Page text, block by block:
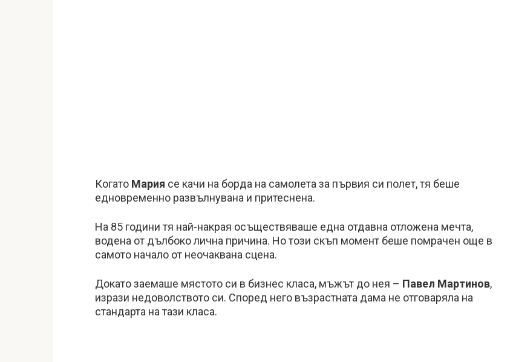
Когато Мария се качи на борда на самолета за първия си полет, тя беше
едновременно развълнувана и притеснена.
На 85 години тя най-накрая осъществяваше една отдавна отложена мечта,
водена от дълбоко лична причина. Но този скъп момент беше помрачен още в
самото начало от неочаквана сцена.
Докато заемаше мястото си в бизнес класа, мъжът до нея – Павел Мартинов,
изрази недоволството си. Според него възрастната дама не отговаряла на
стандарта на тази класа.